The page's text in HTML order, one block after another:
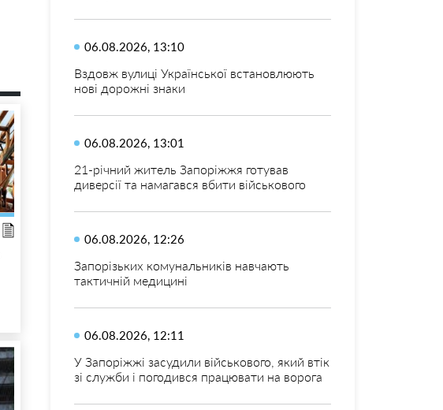
06.08.2026, 13:10
Вздовж вулиці Української встановлюють
нові дорожні знаки
06.08.2026, 13:01
21-річний житель Запоріжжя готував
диверсії та намагався вбити військового
06.08.2026, 12:26
Запорізьких комунальників навчають
тактичній медицині
06.08.2026, 12:11
У Запоріжжі засудили військового, який втік
зі служби і погодився працювати на ворога